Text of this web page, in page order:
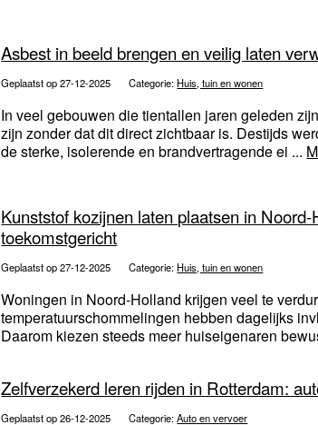
Asbest in beeld brengen en veilig laten
Geplaatst op 27-12-2025 Categorie: Huis, tuin en wonen
In veel gebouwen die tientallen jaren geleden
zijn zonder dat dit direct zichtbaar is. Destijds
de sterke, isolerende en brandvertragende ei ...
Kunststof kozijnen laten plaatsen in
toekomstgericht
Geplaatst op 27-12-2025 Categorie: Huis, tuin en wonen
Woningen in Noord-Holland krijgen veel te
temperatuurschommelingen hebben dagelijks
Daarom kiezen steeds meer huiseigenaren
Zelfverzekerd leren rijden in Rotterdam:
Geplaatst op 26-12-2025 Categorie:Auto en vervoer